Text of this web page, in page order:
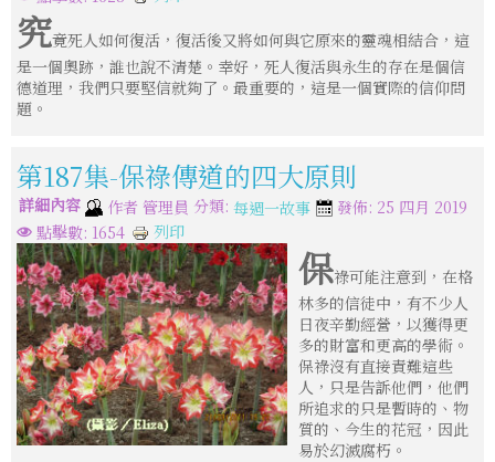
究竟死人如何復活，復活後又將如何與它原來的靈魂相結合，這
是一個奧跡，誰也說不清楚。幸好，死人復活與永生的存在是個信
德道理，我們只要堅信就夠了。最重要的，這是一個實際的信仰問
題。
第187集-保祿傳道的四大原則
詳細內容 作者 管理員 分類: 每週一故事
發佈: 25 四月 2019
點擊數: 1654
列印
保祿可能注意到，在格
林多的信徒中，有不少人
日夜辛勤經營，以獲得更
多的財富和更高的學術。
保祿沒有直接責難這些
人，只是告訴他們，他們
所追求的只是暫時的、物
質的、今生的花冠，因此
易於幻滅腐朽。